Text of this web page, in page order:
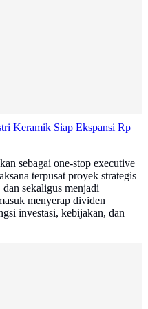
Keramik Siap Ekspansi Rp
sebagai one-stop executive
terpusat proyek strategis
dan sekaligus menjadi
menyerap dividen
investasi, kebijakan, dan